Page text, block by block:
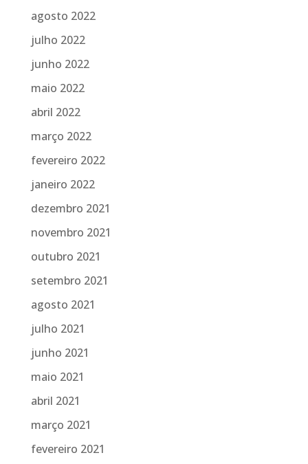
agosto 2022
julho 2022
junho 2022
maio 2022
abril 2022
março 2022
fevereiro 2022
janeiro 2022
dezembro 2021
novembro 2021
outubro 2021
setembro 2021
agosto 2021
julho 2021
junho 2021
maio 2021
abril 2021
março 2021
fevereiro 2021